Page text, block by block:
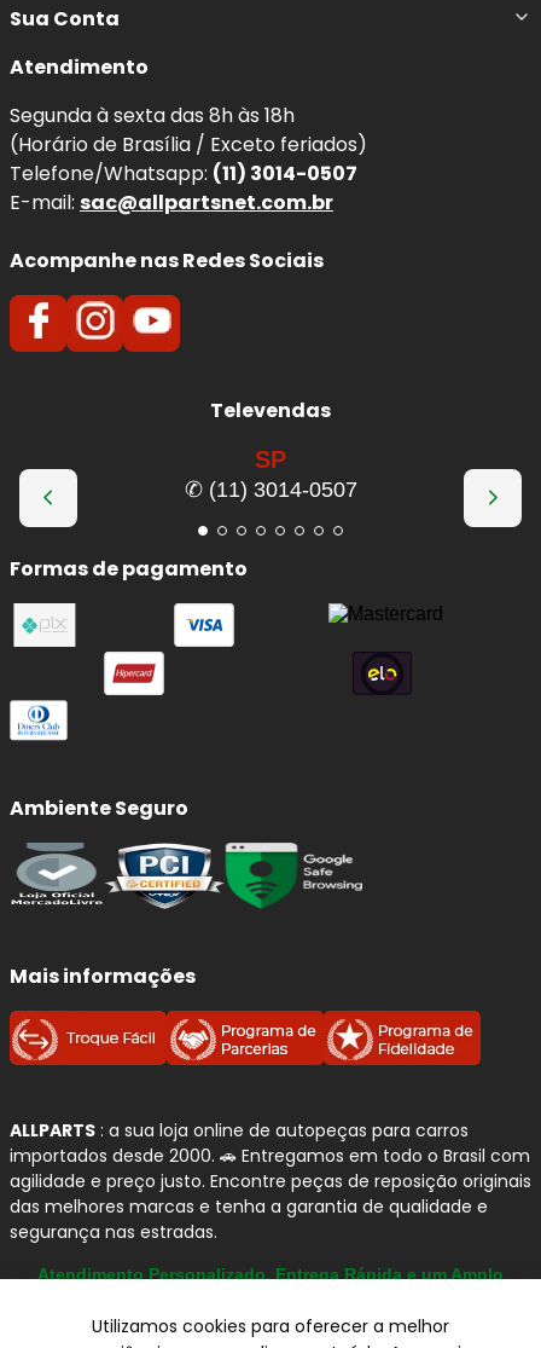
Sua Conta
Atendimento
Segunda à sexta das 8h às 18h
(Horário de Brasília / Exceto feriados)
Telefone/Whatsapp: (11) 3014-0507
E-mail: sac@allpartsnet.com.br
Acompanhe nas Redes Sociais
Televendas
SP
✆ (11) 3014-0507
Formas de pagamento
Ambiente Seguro
Mais informações
ALLPARTS : a sua loja online de autopeças para carros
importados desde 2000. 🚗 Entregamos em todo o Brasil com
agilidade e preço justo. Encontre peças de reposição originais
das melhores marcas e tenha a garantia de qualidade e
segurança nas estradas.
Atendimento Personalizado, Entrega Rápida e um Amplo
Utilizamos cookies para oferecer a melhor